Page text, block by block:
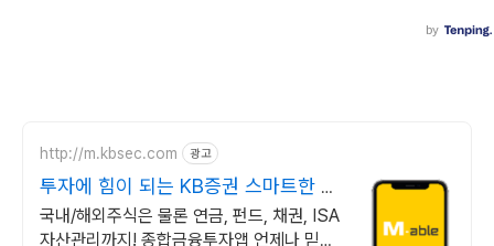
http://m.kbsec.com 광고
투자에 힘이 되는 KB증권 스마트한 투
자의 시작
국내/해외주식은 물론 연금, 펀드, 채권, ISA
자산관리까지! 종합금융투자앱 언제나 믿을